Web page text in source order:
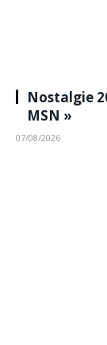
Nostalgie
MSN »
07/08/2026